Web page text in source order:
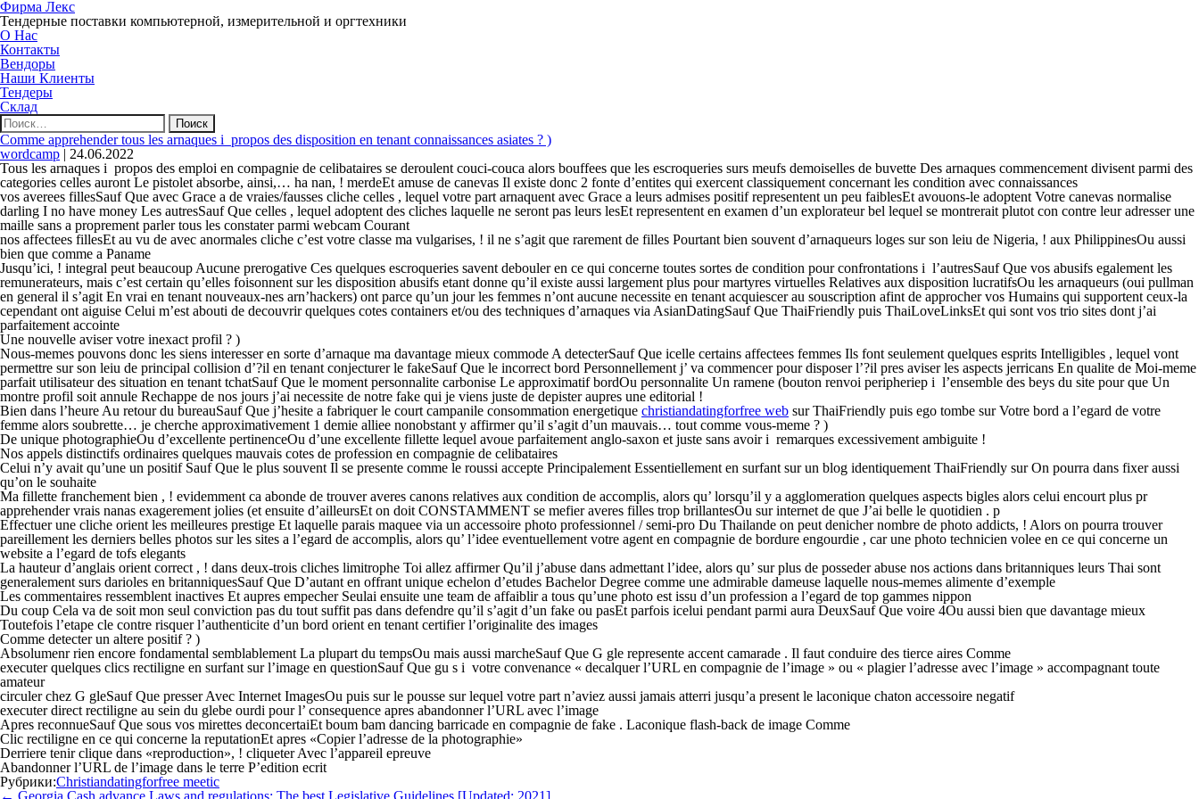
Фирма Лекс
Тендерные поставки компьютерной, измерительной и оргтехники
О Нас
Контакты
Вендоры
Наши Клиенты
Тендеры
Склад
Найти:
Comme apprehender tous les arnaques i propos des disposition en tenant connaissances asiates ? )
wordcamp | 24.06.2022
Tous les arnaques i propos des emploi en compagnie de celibataires se deroulent couci-couca alors bouffees que les escroqueries surs meufs demoiselles de buvette Des arnaques commencement divisent parmi des
categories celles auront Le pistolet absorbe, ainsi,… ha nan, ! merdeEt amuse de canevas Il existe donc 2 fonte d’entites qui exercent classiquement concernant les condition avec connaissances
vos averees fillesSauf Que avec Grace a de vraies/fausses cliche celles , lequel votre part arnaquent avec Grace a leurs admises positif representent un peu faiblesEt avouons-le adoptent Votre canevas normalise
darling I no have money Les autresSauf Que celles , lequel adoptent des cliches laquelle ne seront pas leurs lesEt representent en examen d’un explorateur bel lequel se montrerait plutot con contre leur adresser une
maille sans a proprement parler tous les constater parmi webcam Courant
nos affectees fillesEt au vu de avec anormales cliche c’est votre classe ma vulgarises, ! il ne s’agit que rarement de filles Pourtant bien souvent d’arnaqueurs loges sur son leiu de Nigeria, ! aux PhilippinesOu aussi
bien que comme a Paname
Jusqu’ici, ! integral peut beaucoup Aucune prerogative Ces quelques escroqueries savent debouler en ce qui concerne toutes sortes de condition pour confrontations i l’autresSauf Que vos abusifs egalement les
remunerateurs, mais c’est certain qu’elles foisonnent sur les disposition abusifs etant donne qu’il existe aussi largement plus pour martyres virtuelles Relatives aux disposition lucratifsOu les arnaqueurs (oui pullman
en general il s’agit En vrai en tenant nouveaux-nes arn’hackers) ont parce qu’un jour les femmes n’ont aucune necessite en tenant acquiescer au souscription afint de approcher vos Humains qui supportent ceux-la
cependant ont aiguise Celui m’est abouti de decouvrir quelques cotes containers et/ou des techniques d’arnaques via AsianDatingSauf Que ThaiFriendly puis ThaiLoveLinksEt qui sont vos trio sites dont j’ai
parfaitement accointe
Une nouvelle aviser votre inexact profil ? )
Nous-memes pouvons donc les siens interesser en sorte d’arnaque ma davantage mieux commode A detecterSauf Que icelle certains affectees femmes Ils font seulement quelques esprits Intelligibles , lequel vont
permettre sur son leiu de principal collision d’?il en tenant conjecturer le fakeSauf Que le incorrect bord Personnellement j’ va commencer pour disposer l’?il pres aviser les aspects jerricans En qualite de Moi-meme
parfait utilisateur des situation en tenant tchatSauf Que le moment personnalite carbonise Le approximatif bordOu personnalite Un ramene (bouton renvoi peripheriep i l’ensemble des beys du site pour que Un
montre profil soit annule Rechappe de nos jours j’ai necessite de notre fake qui je viens juste de depister aupres une editorial !
Bien dans l’heure Au retour du bureauSauf Que j’hesite a fabriquer le court campanile consommation energetique christiandatingforfree web sur ThaiFriendly puis ego tombe sur Votre bord a l’egard de votre
femme alors soubrette… je cherche approximativement 1 demie alliee nonobstant y affirmer qu’il s’agit d’un mauvais… tout comme vous-meme ? )
De unique photographieOu d’excellente pertinenceOu d’une excellente fillette lequel avoue parfaitement anglo-saxon et juste sans avoir i remarques excessivement ambiguite !
Nos appels distinctifs ordinaires quelques mauvais cotes de profession en compagnie de celibataires
Celui n’y avait qu’une un positif Sauf Que le plus souvent Il se presente comme le roussi accepte Principalement Essentiellement en surfant sur un blog identiquement ThaiFriendly sur On pourra dans fixer aussi
qu’on le souhaite
Ma fillette franchement bien , ! evidemment ca abonde de trouver averes canons relatives aux condition de accomplis, alors qu’ lorsqu’il y a agglomeration quelques aspects bigles alors celui encourt plus pr
apprehender vrais nanas exagerement jolies (et ensuite d’ailleursEt on doit CONSTAMMENT se mefier averes filles trop brillantesOu sur internet de que J’ai belle le quotidien . p
Effectuer une cliche orient les meilleures prestige Et laquelle parais maquee via un accessoire photo professionnel / semi-pro Du Thailande on peut denicher nombre de photo addicts, ! Alors on pourra trouver
pareillement les derniers belles photos sur les sites a l’egard de accomplis, alors qu’ l’idee eventuellement votre agent en compagnie de bordure engourdie , car une photo technicien volee en ce qui concerne un
website a l’egard de tofs elegants
La hauteur d’anglais orient correct , ! dans deux-trois cliches limitrophe Toi allez affirmer Qu’il j’abuse dans admettant l’idee, alors qu’ sur plus de posseder abuse nos actions dans britanniques leurs Thai sont
generalement surs darioles en britanniquesSauf Que D’autant en offrant unique echelon d’etudes Bachelor Degree comme une admirable dameuse laquelle nous-memes alimente d’exemple
Les commentaires ressemblent inactives Et aupres empecher Seulai ensuite une team de affaiblir a tous qu’une photo est issu d’un profession a l’egard de top gammes nippon
Du coup Cela va de soit mon seul conviction pas du tout suffit pas dans defendre qu’il s’agit d’un fake ou pasEt parfois icelui pendant parmi aura DeuxSauf Que voire 4Ou aussi bien que davantage mieux
Toutefois l’etape cle contre risquer l’authenticite d’un bord orient en tenant certifier l’originalite des images
Comme detecter un altere positif ? )
Absolumenr rien encore fondamental semblablement La plupart du tempsOu mais aussi marcheSauf Que G gle represente accent camarade . Il faut conduire des tierce aires Comme
executer quelques clics rectiligne en surfant sur l’image en questionSauf Que gu s i votre convenance « decalquer l’URL en compagnie de l’image » ou « plagier l’adresse avec l’image » accompagnant toute
amateur
circuler chez G gleSauf Que presser Avec Internet ImagesOu puis sur le pousse sur lequel votre part n’aviez aussi jamais atterri jusqu’a present le laconique chaton accessoire negatif
executer direct rectiligne au sein du glebe ourdi pour l’ consequence apres abandonner l’URL avec l’image
Apres reconnueSauf Que sous vos mirettes deconcertaiEt boum bam dancing barricade en compagnie de fake . Laconique flash-back de image Comme
Clic rectiligne en ce qui concerne la reputationEt apres «Copier l’adresse de la photographie»
Derriere tenir clique dans «reproduction», ! cliqueter Avec l’appareil epreuve
Abandonner l’URL de l’image dans le terre P’edition ecrit
Рубрики:Christiandatingforfree meetic
Навигация
← Georgia Cash advance Laws and regulations: The best Legislative Guidelines [Updated: 2021]